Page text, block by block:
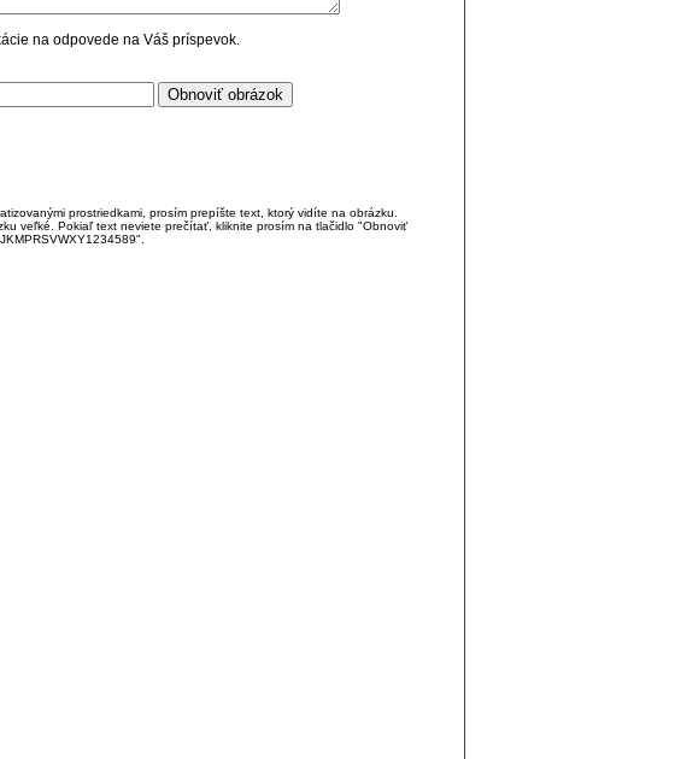
na odpovede na Váš príspevok.
prostriedkami, prosím prepíšte text, ktorý vidíte na obrázku.
veľké. Pokiaľ text neviete prečítať, kliknite prosím na tlačidlo "Obnoviť